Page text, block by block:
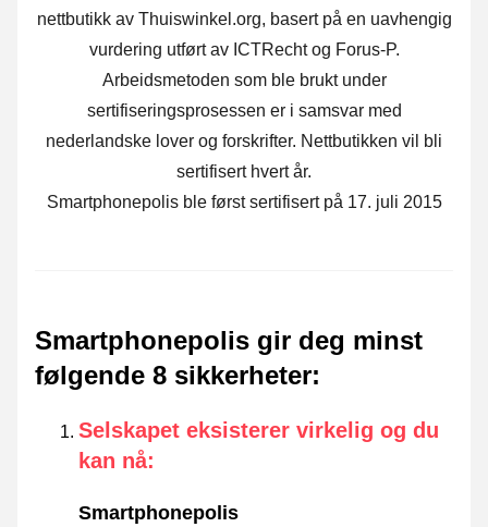
nettbutikk av Thuiswinkel.org, basert på en uavhengig
vurdering utført av ICTRecht og Forus-P.
Arbeidsmetoden som ble brukt under
sertifiseringsprosessen er i samsvar med
nederlandske lover og forskrifter. Nettbutikken vil bli
sertifisert hvert år.
Smartphonepolis ble først sertifisert på 17. juli 2015
Smartphonepolis gir deg minst
følgende 8 sikkerheter:
Selskapet eksisterer virkelig og du
kan nå:
Smartphonepolis